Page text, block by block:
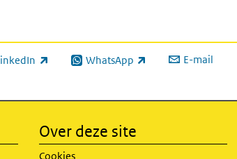
link) WhatsApp
(externe link) E-mail
Over deze site
Cookies